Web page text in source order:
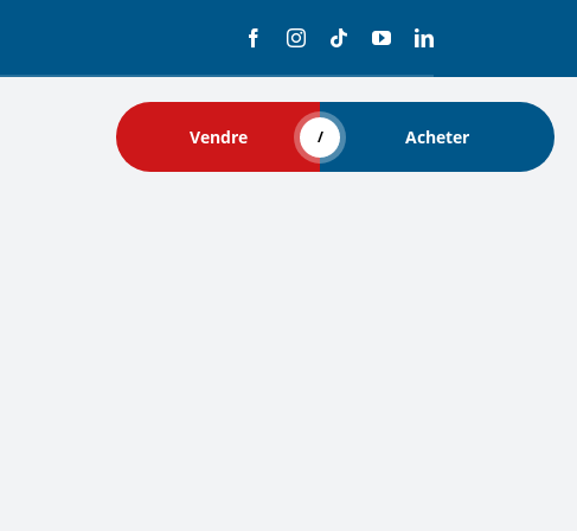
Vendre Acheter
/